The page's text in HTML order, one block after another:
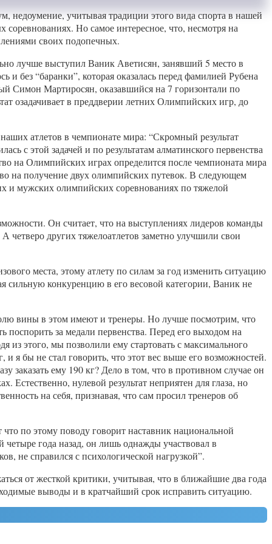
недоумение, учитывая традиции этого вида спорта в нашей
Но самое интересное, что, несмотря на
своих подопечных.
лучше выступил Ваник Аветисян, занявший 5 место в
без “баранки”, которая оказалась перед фамилией Рубена
Симон Мартиросян, оказавшийся на 7 горизонтали по
озадачивает в преддверии летних Олимпийских игр, до
атлетов в чемпионате мира: “Скромный результат
с этой задачей и по результатам алматинского первенства
на Олимпийских играх определится после чемпионата мира
на получение двух олимпийских путевок. В следующем
и мужских олимпийских соревнованиях по тяжелой
Он считает, что на выступлениях лидеров команды
других тяжелоатлетов заметно улучшили свои
места, этому атлету по силам за год изменить ситуацию
сильную конкуренцию в его весовой категории, Ваник не
вины в этом имеют и тренеры. Но лучше посмотрим, что
за медали первенства. Перед его выходом на
из этого, мы позволили ему стартовать с максимального
и я бы не стал говорить, что этот вес выше его возможностей.
заказать ему 190 кг? Дело в том, что в противном случае он
нулевой результат неприятен для глаза, но
на себя, признавая, что сам просил тренеров об
по этому поводу говорит наставник национальной
четыре года назад, он лишь однажды участвовал в
не справился с психологической нагрузкой”.
от жесткой критики, учитывая, что в ближайшие два года
выводы и в кратчайший срок исправить ситуацию.